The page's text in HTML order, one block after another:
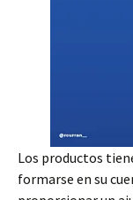
Los productos
formarse en su